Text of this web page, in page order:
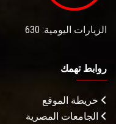
الزيارات اليومية: 630
روابط تهمك
خريطة الموقع
الجامعات المصرية